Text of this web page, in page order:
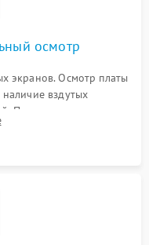
осмотр
экранов. Осмотр платы
вздутых
Проверка надежности
матрицы.